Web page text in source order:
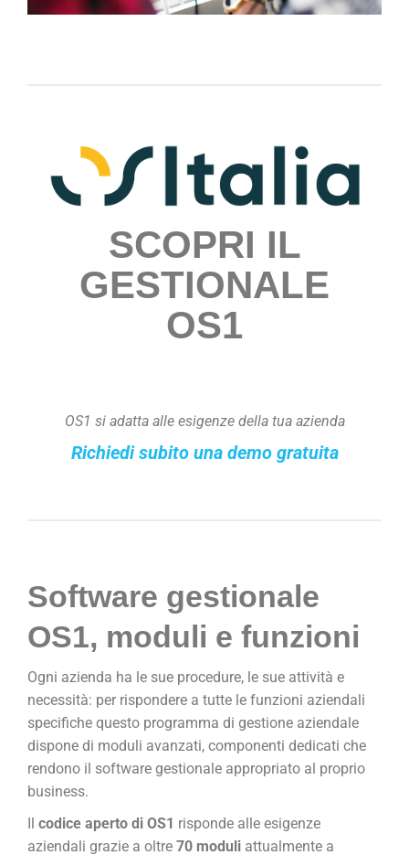
SCOPRI IL
GESTIONALE
OS1
OS1 si adatta alle esigenze della tua azienda
Richiedi subito una demo gratuita
Software gestionale
OS1, moduli e funzioni
Ogni azienda ha le sue procedure, le sue attività e
necessità: per rispondere a tutte le funzioni aziendali
specifiche questo programma di gestione aziendale
dispone di moduli avanzati, componenti dedicati che
rendono il software gestionale appropriato al proprio
business.
codice aperto di OS1 risponde alle esigenze
aziendali grazie a oltre 70 moduli attualmente a